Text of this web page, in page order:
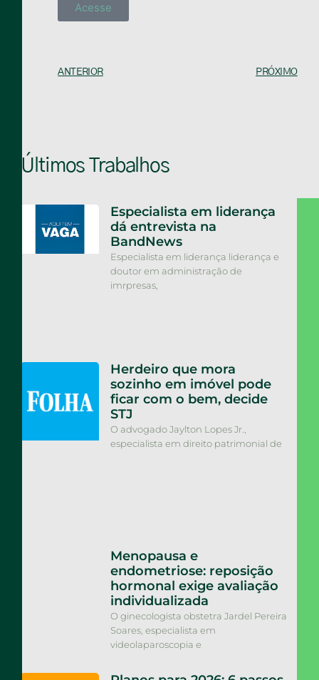
Acesse
ANTERIOR PRÓXIMO
Últimos Trabalhos
Especialista em liderança
dá entrevista na
BandNews
Especialista em liderança liderança e
doutor em administração de
imrpresas,
Herdeiro que mora
sozinho em imóvel pode
ficar com o bem, decide
STJ
O advogado Jaylton Lopes Jr.,
especialista em direito patrimonial de
Menopausa e
endometriose: reposição
hormonal exige avaliação
individualizada
O ginecologista obstetra Jardel Pereira
Soares, especialista em
videolaparoscopia e